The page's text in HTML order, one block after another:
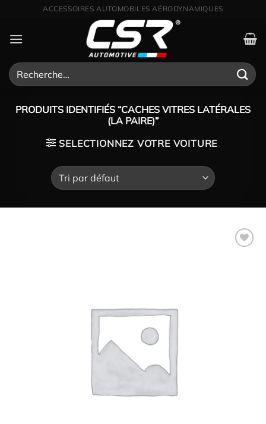
contenu
DISTRIBUTEUR OFFICIEL CSR POUR LA FRANCE
Recherche
pour :
PRODUITS IDENTIFIÉS “CACHES VITRES LATÉRALES
(LA PAIRE)”
SELECTIONNEZ VOTRE VOITURE